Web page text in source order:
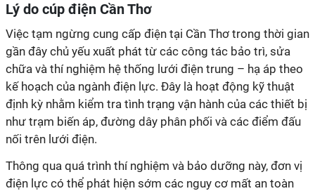
Lý do cúp điện Cần Thơ
Việc tạm ngừng cung cấp điện tại Cần Thơ trong thời gian
gần đây chủ yếu xuất phát từ các công tác bảo trì, sửa
chữa và thí nghiệm hệ thống lưới điện trung – hạ áp theo
kế hoạch của ngành điện lực. Đây là hoạt động kỹ thuật
định kỳ nhằm kiểm tra tình trạng vận hành của các thiết bị
như trạm biến áp, đường dây phân phối và các điểm đấu
nối trên lưới điện.
Thông qua quá trình thí nghiệm và bảo dưỡng này, đơn vị
điện lực có thể phát hiện sớm các nguy cơ mất an toàn